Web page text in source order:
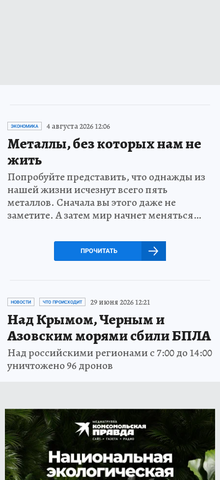
ЭКОНОМИКА 4 августа 2026 12:06
Металлы, без которых нам не
жить
Попробуйте представить, что однажды из
нашей жизни исчезнут всего пять
металлов. Сначала вы этого даже не
заметите. А затем мир начнет меняться…
ПРОЧИТАТЬ
НОВОСТИ ЧТО ПРОИСХОДИТ 29 июня 2026 12:21
Над Крымом, Черным и
Азовским морями сбили БПЛА
Над российскими регионами с 7:00 до 14:00
уничтожено 96 дронов